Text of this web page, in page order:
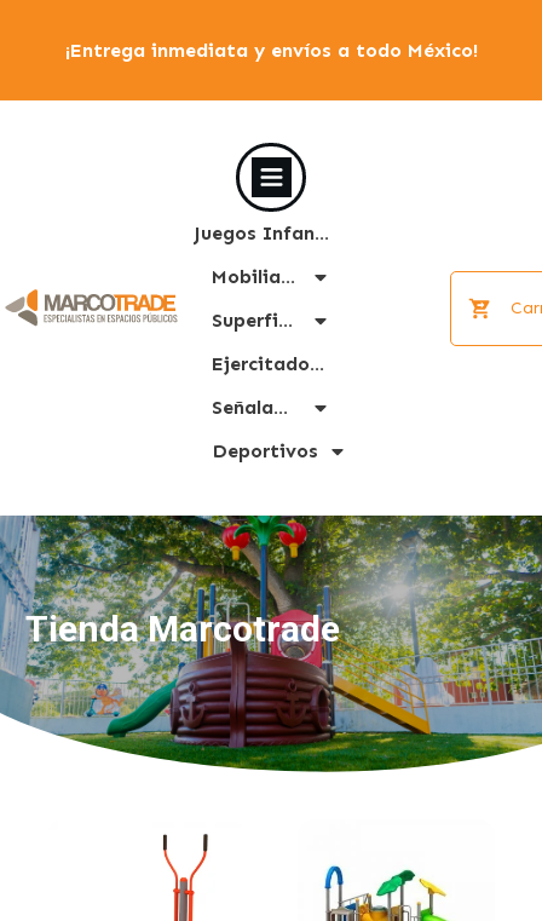
¡Entrega inmediata y envíos a todo México!
Juegos Infantiles
Mobiliario Urbano
Superficies
Ejercitadores
Señalamiento
Deportivos
Tienda Marcotrade